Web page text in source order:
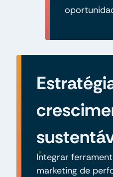
Integrar
marketing de